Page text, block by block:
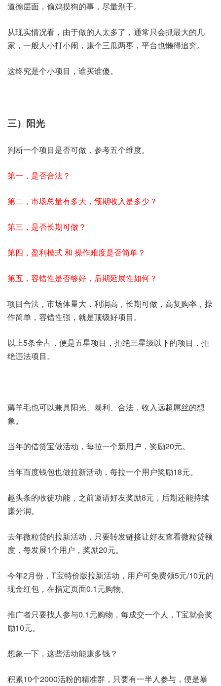
道德层面，偷鸡摸狗的事，尽量别干。
从现实情况看，由于做的人太多了，通常只会抓最大的几
家，一般人小打小闹，赚个三瓜两枣，平台也懒得追究。
这终究是个小项目，谁买谁傻。
三）阳光
判断一个项目是否可做，参考五个维度。
第一，是否合法？
第二，市场总量有多大，预期收入是多少？
第三，是否长期可做？
第四，盈利模式 和 操作难度是否简单？
第五，容错性是否够好，后期延展性如何？
项目合法，市场体量大，利润高，长期可做，高复购率，操
作简单，容错性强，就是顶级好项目。
以上5条全占，便是五星项目，拒绝三星级以下的项目，拒
绝违法项目。
薅羊毛也可以兼具阳光、暴利、合法，收入远超屌丝的想
象。
当年的借贷宝做活动，每拉一个新用户，奖励20元。
当年百度钱包也做拉新活动，每拉一个用户奖励18元。
趣头条的收徒功能，之前邀请好友奖励8元，后期还能持续
赚分润。
去年微粒贷的拉新活动，只要转发链接让好友查看微粒贷额
度，每发展1个用户，奖励20元。
今年2月份，T宝特价版拉新活动，用户可免费领5元/10元的
现金红包，在指定页面0.1元购物。
推广者只要找人参与0.1元购物，每成交一个人，T宝就会奖
励10元。
想象一下，这些活动能赚多钱？
积累10个2000活粉的精准群，只要有一半人参与，便是暴